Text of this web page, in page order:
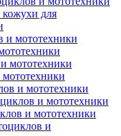
для
и мототехники
мототехники
и мототехники
и мототехники
и мототехники
и